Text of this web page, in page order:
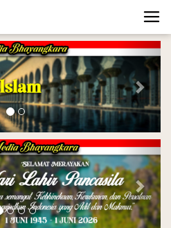
Next
Next